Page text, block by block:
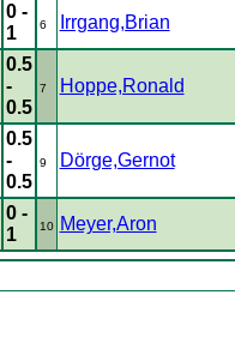
0 -
1
6 Irrgang,Brian
0.5
-
0.5
7 Hoppe,Ronald
0.5
-
0.5
9 Dörge,Gernot
0 -
1
10 Meyer,Aron